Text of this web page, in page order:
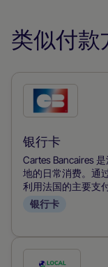
类似付款
勾
选
此
付
款
方
式
银行卡
Cartes Bancaires
地的日常消费。通
利用法国的主要支
国际卡网络更低的
理欺诈和扣款。
银行卡